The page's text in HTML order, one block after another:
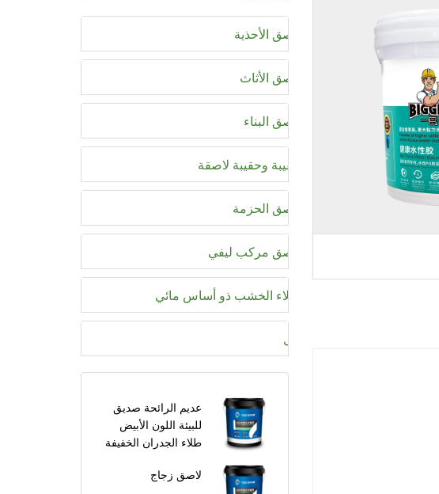
لاصق الأحذية
لاصق الأثاث
لاصق البناء
حقيبة وحقيبة لاصقة
لاصق الحزمة
لاصق مركب ليفي
طلاء الخشب ذو أساس مائي
حل
عديم الرائحة صديق
للبيئة اللون الأبيض
طلاء الجدران الخفيفة
للسياراتوصف المنتج
لاصق زجاج